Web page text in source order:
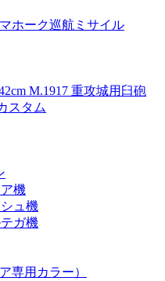
ホーク巡航ミサイル
M.1917 重攻城用臼砲
スタム
機
ュ機
ガ機
専用カラー）